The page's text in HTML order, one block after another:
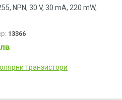
NPN, 30 V, 30 mA, 220 mW,
13366
транзистори